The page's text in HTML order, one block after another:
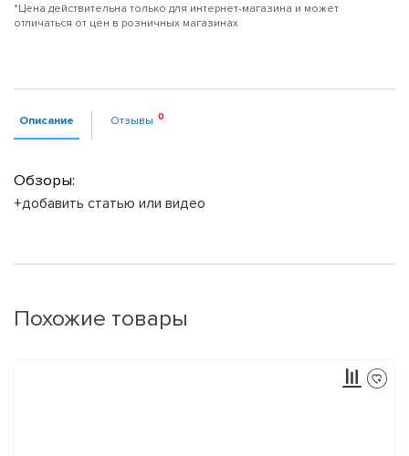
*Цена действительна только для интернет-магазина и может
отличаться от цен в розничных магазинах
Описание Отзывы
Обзоры:
+добавить статью или видео
Похожие товары